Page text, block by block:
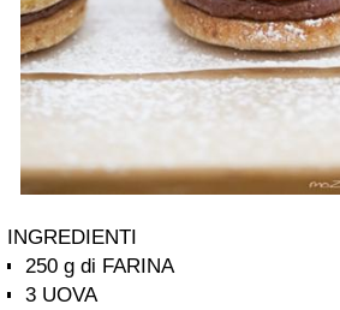
INGREDIENTI
250 g di FARINA
3 UOVA